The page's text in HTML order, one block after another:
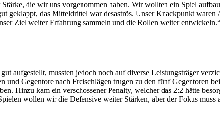
die wir uns vorgenommen haben. Wir wollten ein Spiel
geklappt, das Mitteldrittel war desaströs. Unser Knackpunkt waren
Ziel weiter Erfahrung sammeln und die Rollen weiter entwickeln.“
aufgestellt, mussten jedoch noch auf diverse Leistungsträger
Gegentore nach Freischlägen trugen zu den fünf Gegentoren
Hinzu kam ein verschossener Penalty, welcher das 2:2 hätte
wollen wir die Defensive weiter Stärken, aber der Fokus muss